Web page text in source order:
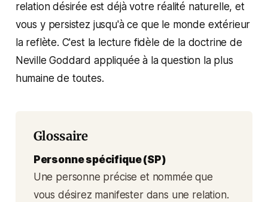
relation désirée est déjà votre réalité naturelle, et
vous y persistez jusqu'à ce que le monde extérieur
la reflète. C'est la lecture fidèle de la doctrine de
Neville Goddard appliquée à la question la plus
humaine de toutes.
Glossaire
Personne spécifique (SP)
Une personne précise et nommée que
vous désirez manifester dans une relation.